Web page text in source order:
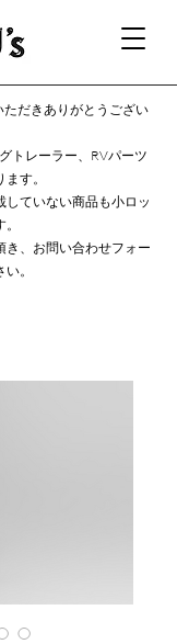
ただきありがとうござい
トレーラー、RVパーツ
す。
していない商品も小ロッ
き、お問い合わせフォー
。